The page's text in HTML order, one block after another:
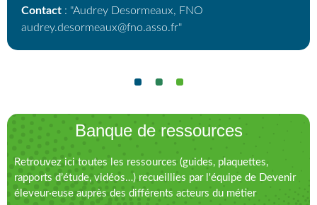
Contact : "Audrey Desormeaux, FNO
audrey.desormeaux@fno.asso.fr"
Banque de ressources
Retrouvez ici toutes les ressources (guides, plaquettes,
rapports d’étude, vidéos…) recueillies par l'équipe de Devenir
éleveur·euse auprès des différents acteurs du métier